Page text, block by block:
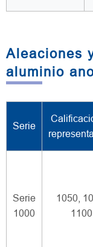
Aleaciones
aluminio
Serie
Serie
1000
1050,
1100